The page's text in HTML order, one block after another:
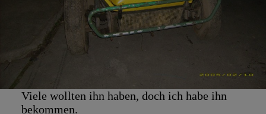
Viele wollten ihn haben, doch ich habe ihn
bekommen.